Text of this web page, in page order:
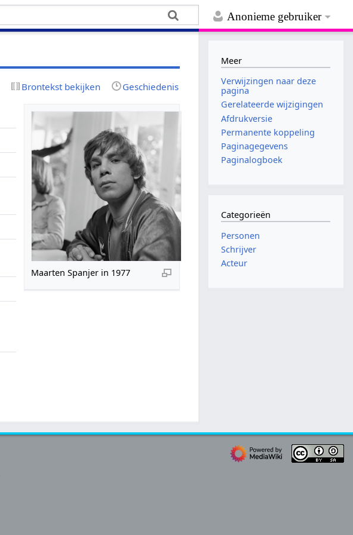
Anonieme gebruiker
Brontekst bekijken Geschiedenis
Maarten Spanjer in 1977
Meer
Verwijzingen naar deze
pagina
Gerelateerde wijzigingen
Afdrukversie
Permanente koppeling
Paginagegevens
Paginalogboek
Categorieën
Personen
Schrijver
Acteur